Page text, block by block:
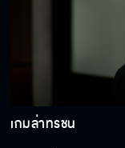
เกมล่าทรชน